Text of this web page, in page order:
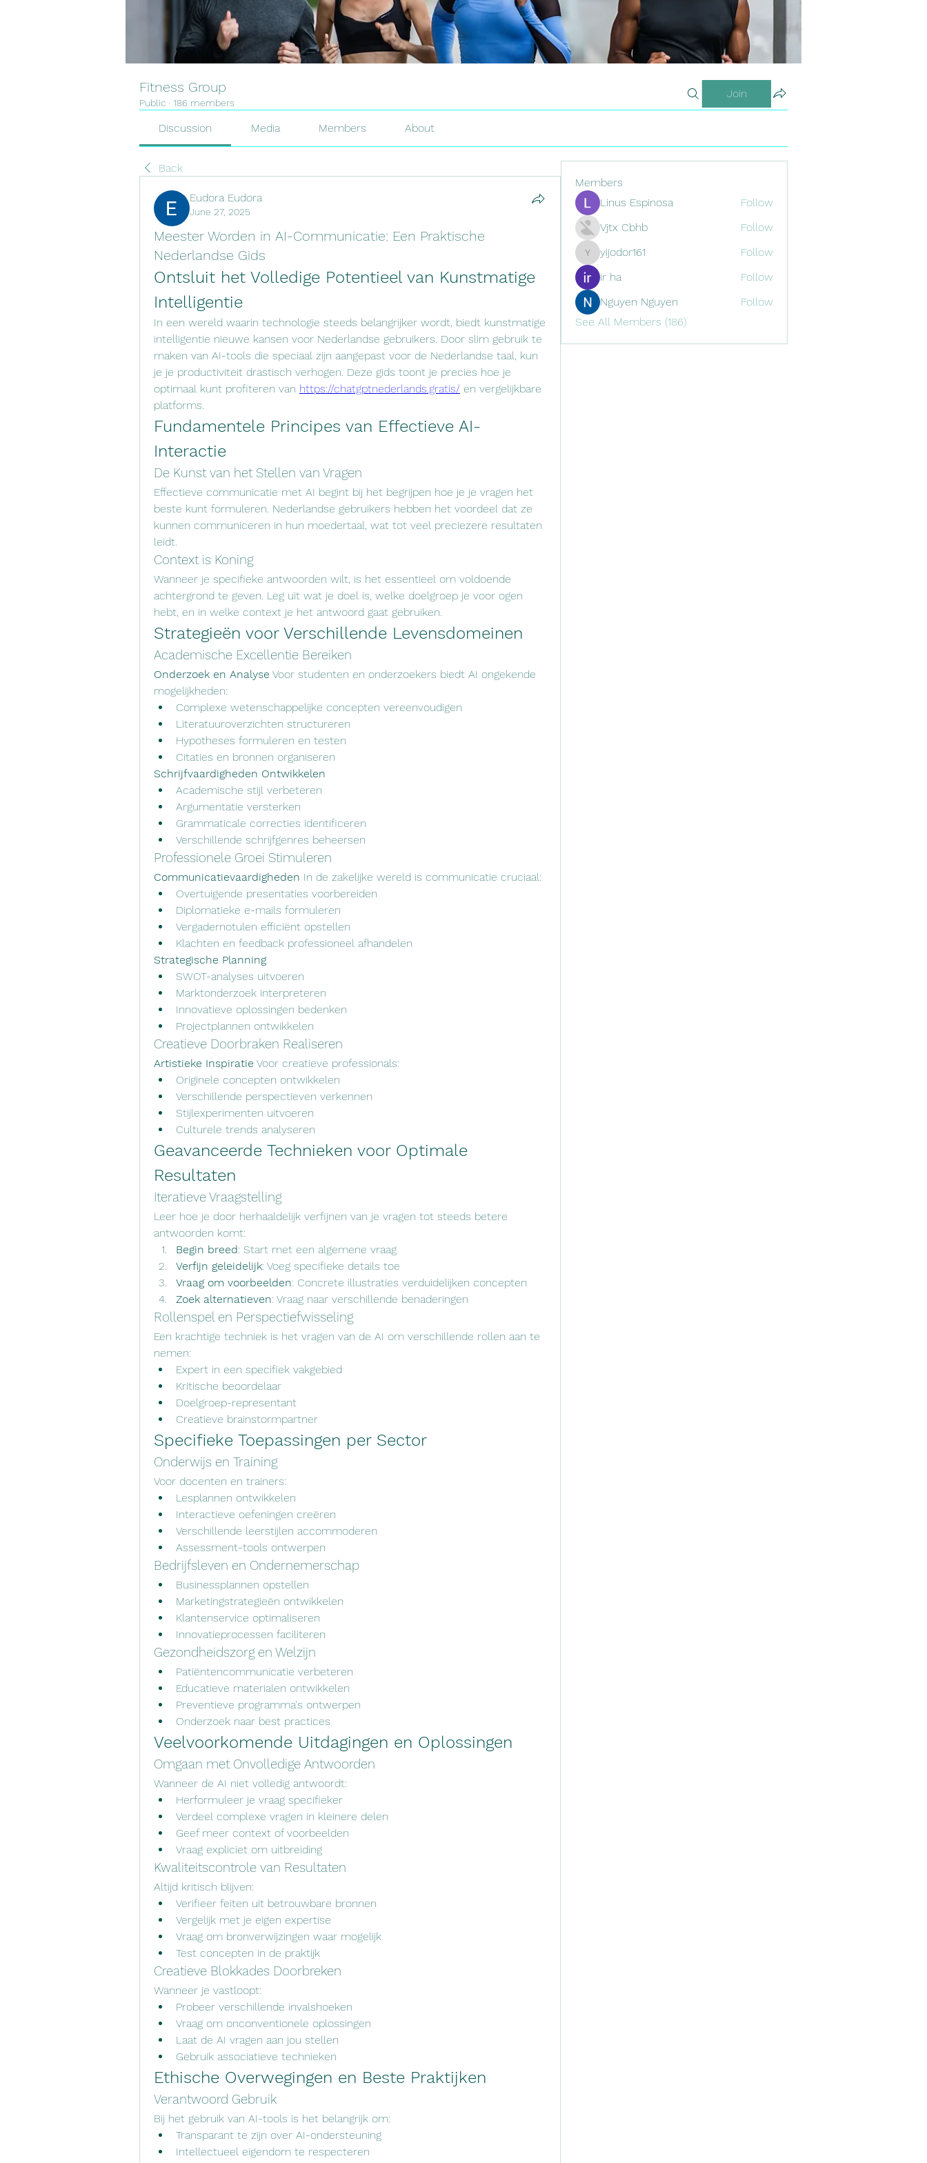
Fitness Group
Public · 186 members
Join
Discussion Media Members About
Back
Eudora Eudora
June 27, 2025
Meester Worden in AI-Communicatie: Een Praktische
Nederlandse Gids
Ontsluit het Volledige Potentieel van Kunstmatige
Intelligentie
In een wereld waarin technologie steeds belangrijker wordt, biedt kunstmatige
intelligentie nieuwe kansen voor Nederlandse gebruikers. Door slim gebruik te
maken van AI-tools die speciaal zijn aangepast voor de Nederlandse taal, kun
je je productiviteit drastisch verhogen. Deze gids toont je precies hoe je
optimaal kunt profiteren van https://chatgptnederlands.gratis/ en vergelijkbare
platforms.
Fundamentele Principes van Effectieve AI-
Interactie
De Kunst van het Stellen van Vragen
Effectieve communicatie met AI begint bij het begrijpen hoe je je vragen het
beste kunt formuleren. Nederlandse gebruikers hebben het voordeel dat ze
kunnen communiceren in hun moedertaal, wat tot veel preciezere resultaten
leidt.
Context is Koning
Wanneer je specifieke antwoorden wilt, is het essentieel om voldoende
achtergrond te geven. Leg uit wat je doel is, welke doelgroep je voor ogen
hebt, en in welke context je het antwoord gaat gebruiken.
Strategieën voor Verschillende Levensdomeinen
Academische Excellentie Bereiken
Onderzoek en Analyse Voor studenten en onderzoekers biedt AI ongekende
mogelijkheden:
Complexe wetenschappelijke concepten vereenvoudigen
Literatuuroverzichten structureren
Hypotheses formuleren en testen
Citaties en bronnen organiseren
Schrijfvaardigheden Ontwikkelen
Academische stijl verbeteren
Argumentatie versterken
Grammaticale correcties identificeren
Verschillende schrijfgenres beheersen
Professionele Groei Stimuleren
Communicatievaardigheden In de zakelijke wereld is communicatie cruciaal:
Overtuigende presentaties voorbereiden
Diplomatieke e-mails formuleren
Vergadernotulen efficiënt opstellen
Klachten en feedback professioneel afhandelen
Strategische Planning
SWOT-analyses uitvoeren
Marktonderzoek interpreteren
Innovatieve oplossingen bedenken
Projectplannen ontwikkelen
Creatieve Doorbraken Realiseren
Artistieke Inspiratie Voor creatieve professionals:
Originele concepten ontwikkelen
Verschillende perspectieven verkennen
Stijlexperimenten uitvoeren
Culturele trends analyseren
Geavanceerde Technieken voor Optimale
Resultaten
Iteratieve Vraagstelling
Leer hoe je door herhaaldelijk verfijnen van je vragen tot steeds betere
antwoorden komt:
Begin breed: Start met een algemene vraag
Verfijn geleidelijk: Voeg specifieke details toe
Vraag om voorbeelden: Concrete illustraties verduidelijken concepten
Zoek alternatieven: Vraag naar verschillende benaderingen
Rollenspel en Perspectiefwisseling
Een krachtige techniek is het vragen van de AI om verschillende rollen aan te
nemen:
Expert in een specifiek vakgebied
Kritische beoordelaar
Doelgroep-representant
Creatieve brainstormpartner
Specifieke Toepassingen per Sector
Onderwijs en Training
Voor docenten en trainers:
Lesplannen ontwikkelen
Interactieve oefeningen creëren
Verschillende leerstijlen accommoderen
Assessment-tools ontwerpen
Bedrijfsleven en Ondernemerschap
Businessplannen opstellen
Marketingstrategieën ontwikkelen
Klantenservice optimaliseren
Innovatieprocessen faciliteren
Gezondheidszorg en Welzijn
Patiëntencommunicatie verbeteren
Educatieve materialen ontwikkelen
Preventieve programma's ontwerpen
Onderzoek naar best practices
Veelvoorkomende Uitdagingen en Oplossingen
Omgaan met Onvolledige Antwoorden
Wanneer de AI niet volledig antwoordt:
Herformuleer je vraag specifieker
Verdeel complexe vragen in kleinere delen
Geef meer context of voorbeelden
Vraag expliciet om uitbreiding
Kwaliteitscontrole van Resultaten
Altijd kritisch blijven:
Verifieer feiten uit betrouwbare bronnen
Vergelijk met je eigen expertise
Vraag om bronverwijzingen waar mogelijk
Test concepten in de praktijk
Creatieve Blokkades Doorbreken
Wanneer je vastloopt:
Probeer verschillende invalshoeken
Vraag om onconventionele oplossingen
Laat de AI vragen aan jou stellen
Gebruik associatieve technieken
Ethische Overwegingen en Beste Praktijken
Verantwoord Gebruik
Bij het gebruik van AI-tools is het belangrijk om:
Transparant te zijn over AI-ondersteuning
Intellectueel eigendom te respecteren
Members
Linus Espinosa
Follow
Vjtx Cbhb
Follow
yijodor161
yijodor161
Follow
ir ha
Follow
Nguyen Nguyen
Follow
See All Members (186)